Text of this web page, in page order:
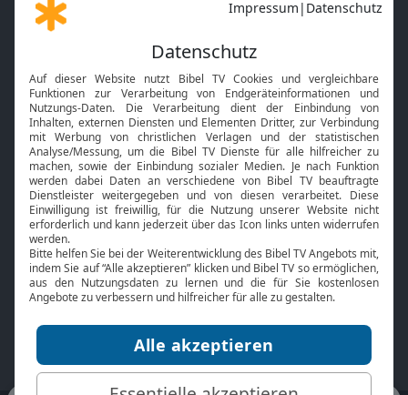
Gott und Bibel erklärt
Neuigkeiten
Mobile App
Smart TV
HbbTV
Bibelthek Online-Bibel
Nächster Gottesdienst
Bibel TV
Über uns
Jobs
Mediadaten
Service
Kontakt
TV-Empfang